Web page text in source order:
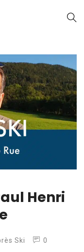
Henri
Ski
0